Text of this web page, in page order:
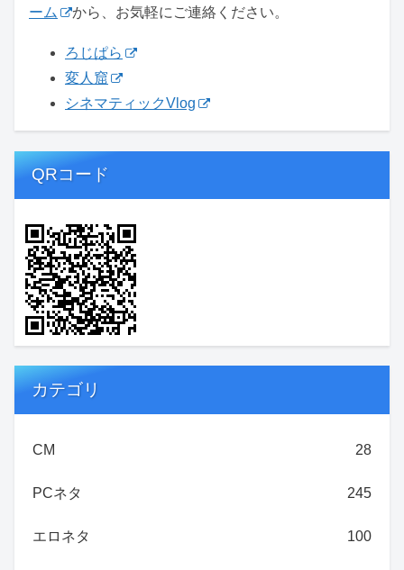
ーム
から、お気軽にご連絡ください。
ろじぱら
変人窟
シネマティックVlog
QRコード
カテゴリ
CM 28
PCネタ 245
エロネタ 100